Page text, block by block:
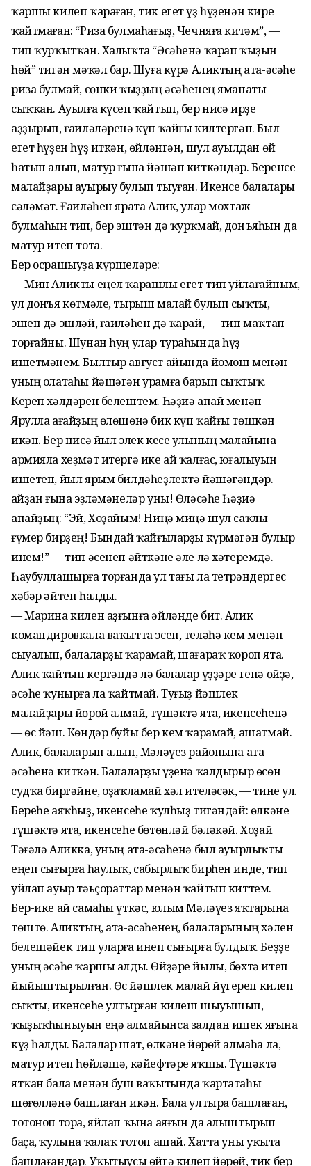
ҡаршы килеп ҡараған, тик егет үҙ һүҙенән кире
ҡайтмаған: “Риза булмаһағыҙ, Чечняға китәм”, —
тип ҡурҡытҡан. Халыҡта “Әсәһенә ҡарап ҡыҙын
һөй” тигән мәҡәл бар. Шуға күрә Аликтың ата-әсәһе
риза булмай, сөнки ҡыҙҙың әсәһенең яманаты
сыҡҡан. Ауылға күсеп ҡайтып, бер нисә ирҙе
аҙҙырып, ғаиләләренә күп ҡайғы килтергән. Был
егет һүҙен һүҙ иткән, өйләнгән, шул ауылдан өй
һатып алып, матур ғына йәшәп киткәндәр. Беренсе
малайҙары ауырыу булып тыуған. Икенсе балалары
сәләмәт. Ғаиләһен ярата Алик, улар мохтаж
булмаһын тип, бер эштән дә ҡурҡмай, донъяһын да
матур итеп тота.
Бер осрашыуҙа күршеләре:
— Мин Аликты еңел ҡарашлы егет тип уйлағайным,
ул донъя көтмәле, тырыш малай булып сыҡты,
эшен дә эшләй, ғаиләһен дә ҡарай, — тип маҡтап
торғайны. Шунан һуң улар тураһында һүҙ
ишетмәнем. Былтыр август айында йомош менән
уның олатаһы йәшәгән урамға барып сыҡтыҡ.
Кереп хәлдәрен белештем. Һәҙиә апай менән
Ярулла ағайҙың өлөшөнә бик күп ҡайғы төшкән
икән. Бер нисә йыл элек кесе улының малайына
армияла хеҙмәт итергә ике ай ҡалғас, юғалыуын
ишетеп, йыл ярым билдәһеҙлектә йәшәгәндәр.
Ҡайҙан ғына эҙләмәнеләр уны! Өләсәһе Һәҙиә
апайҙың: “Эй, Хоҙайым! Ниңә миңә шул саҡлы
ғүмер бирҙең! Бындай ҡайғыларҙы күрмәгән булыр
инем!” — тип әсенеп әйткәне әле лә хәтеремдә.
Һаубуллашырға торғанда ул тағы ла тетрәндергес
хәбәр әйтеп һалды.
— Марина килен аҙғынға әйләнде бит. Алик
командировкала ваҡытта эсеп, теләһә кем менән
сыуалып, балаларҙы ҡарамай, шағараҡ ҡороп ята.
Алик ҡайтып кергәндә лә балалар үҙҙәре генә өйҙә,
әсәһе ҡунырға ла ҡайтмай. Туғыҙ йәшлек
малайҙары йөрөй алмай, түшәктә ята, икенсеһенә
— өс йәш. Көндәр буйы бер кем ҡарамай, ашатмай.
Алик, балаларын алып, Мәләүез районына ата-
әсәһенә киткән. Балаларҙы үҙенә ҡалдырыр өсөн
судҡа биргәйне, оҙаҡламай хәл ителәсәк, — тине ул.
Береһе аяҡһыҙ, икенсеһе ҡулһыҙ тигәндәй: өлкәне
түшәктә ята, икенсеһе бөтөнләй бәләкәй. Хоҙай
Тәғәлә Аликка, уның ата-әсәһенә был ауырлыҡты
еңеп сығырға һаулыҡ, сабырлыҡ бирһен инде, тип
уйлап ауыр тәьҫораттар менән ҡайтып киттем.
Бер-ике ай самаһы үткәс, юлым Мәләүез яҡтарына
төштө. Аликтың, ата-әсәһенең, балаларының хәлен
белешәйек тип уларға инеп сығырға булдыҡ. Беҙҙе
уның әсәһе ҡаршы алды. Өйҙәре йылы, бөхтә итеп
йыйыштырылған. Өс йәшлек малай йүгереп килеп
сыҡты, икенсеһе ултырған килеш шыуышып,
ҡыҙыҡһыныуын еңә алмайынса залдан ишек яғына
күҙ һалды. Балалар шат, өлкәне йөрөй алмаһа ла,
матур итеп һөйләшә, кәйефтәре яҡшы. Түшәктә
ятҡан бала менән буш ваҡытында ҡартатаһы
шөғөлләнә башлаған икән. Бала ултыра башлаған,
тотоноп тора, яйлап ҡына аяғын да алыштырып
баҫа, ҡулына ҡалаҡ тотоп ашай. Хатта уны уҡыта
башлағандар. Уҡытыусы өйгә килеп йөрөй, тик бер